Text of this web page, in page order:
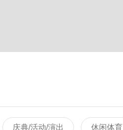
庆典/活动/演出 休闲体育